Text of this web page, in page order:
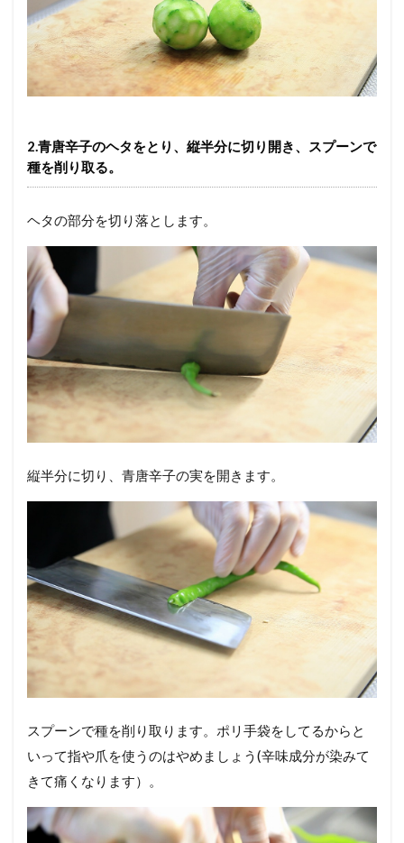
2.青唐辛子のヘタをとり、縦半分に切り開き、スプーンで
種を削り取る。
ヘタの部分を切り落とします。
縦半分に切り、青唐辛子の実を開きます。
スプーンで種を削り取ります。ポリ手袋をしてるからと
いって指や爪を使うのはやめましょう(辛味成分が染みて
きて痛くなります）。